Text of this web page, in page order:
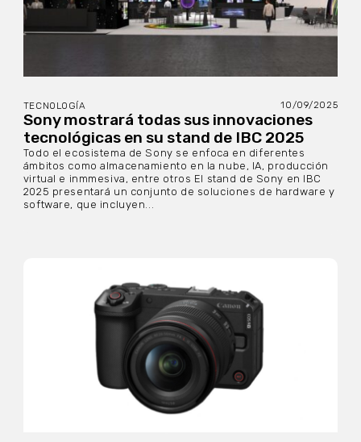
TECNOLOGÍA 10/09/2025
Sony mostrará todas sus innovaciones
tecnológicas en su stand de IBC 2025
Todo el ecosistema de Sony se enfoca en diferentes
ámbitos como almacenamiento en la nube, IA, producción
virtual e inmmesiva, entre otros El stand de Sony en IBC
2025 presentará un conjunto de soluciones de hardware y
software, que incluyen...